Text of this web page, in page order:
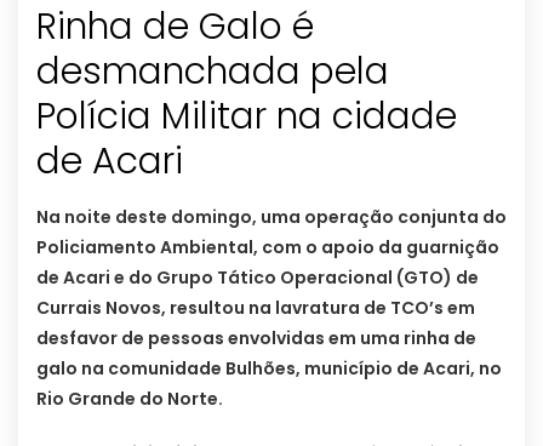
Rinha de Galo é
desmanchada pela
Polícia Militar na cidade
de Acari
Na noite deste domingo, uma operação conjunta do
Policiamento Ambiental, com o apoio da guarnição
de Acari e do Grupo Tático Operacional (GTO) de
Currais Novos, resultou na lavratura de TCO’s em
desfavor de pessoas envolvidas em uma rinha de
galo na comunidade Bulhões, município de Acari, no
Rio Grande do Norte.